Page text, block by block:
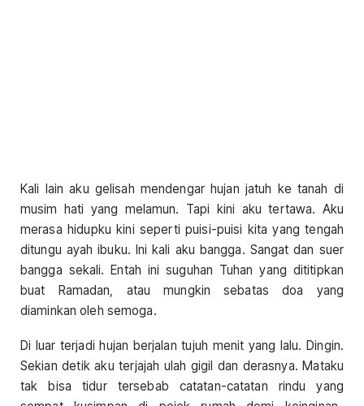
Kali lain aku gelisah mendengar hujan jatuh ke tanah di
musim hati yang melamun. Tapi kini aku tertawa. Aku
merasa hidupku kini seperti puisi-puisi kita yang tengah
ditungu ayah ibuku. Ini kali aku bangga. Sangat dan suer
bangga sekali. Entah ini suguhan Tuhan yang dititipkan
buat Ramadan, atau mungkin sebatas doa yang
diaminkan oleh semoga.
Di luar terjadi hujan berjalan tujuh menit yang lalu. Dingin.
Sekian detik aku terjajah ulah gigil dan derasnya. Mataku
tak bisa tidur tersebab catatan-catatan rindu yang